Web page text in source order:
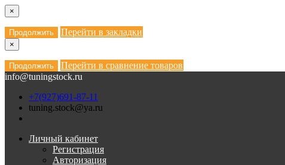
×
Продолжить Перейти в закладки
×
Продолжить
Перейти в сравнение товаров
info@tuningstock.ru
+7(927)691-87-11
tuning.stock@ya.ru
Личный кабинет
Регистрация
Авторизация